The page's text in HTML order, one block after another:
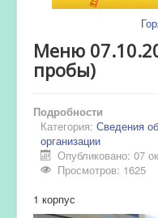
Меню
пробы)
Подробности
Категория: Сведения
организации
Опубликовано: 07
Просмотров: 1625
1 корпус